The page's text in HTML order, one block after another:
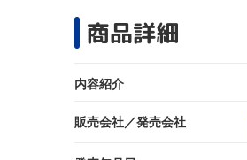
商品詳細
内容紹介
販売会社／発売会社